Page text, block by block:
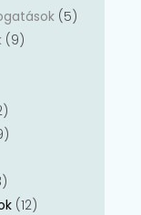
(5)
(9)
(12)